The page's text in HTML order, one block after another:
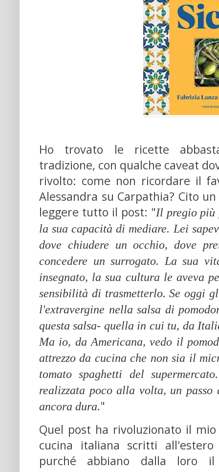
Ho trovato le ricette
tradizione, con qualche caveat
rivolto: come non ricordare il
Alessandra su Carpathia? Cito
leggere tutto il post: "Il pregio più
la sua capacità di mediare. Lei
dove chiudere un occhio, dove
concedere un surrogato. La sua
insegnato, la sua cultura le aveva
sensibilità di trasmetterlo. Se oggi
l'extravergine nella salsa di
questa salsa- quella in cui tu, da
Ma io, da Americana, vedo il
attrezzo da cucina che non sia il
tomato spaghetti del
realizzata poco alla volta, un
ancora dura."
Quel post ha rivoluzionato il
cucina italiana scritti
purché abbiano dalla loro